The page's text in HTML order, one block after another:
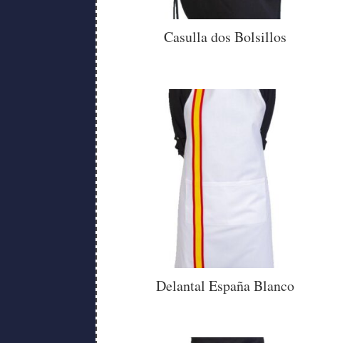
Casulla dos Bolsillos
Delantal España Blanco